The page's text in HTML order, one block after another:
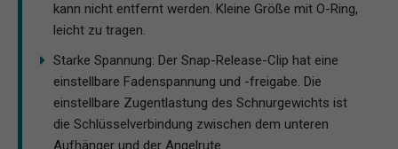
kann nicht entfernt werden. Kleine Größe mit O-Ring,
leicht zu tragen.
Starke Spannung: Der Snap-Release-Clip hat eine
einstellbare Fadenspannung und -freigabe. Die
einstellbare Zugentlastung des Schnurgewichts ist
die Schlüsselverbindung zwischen dem unteren
Aufhänger und der Angelrute.